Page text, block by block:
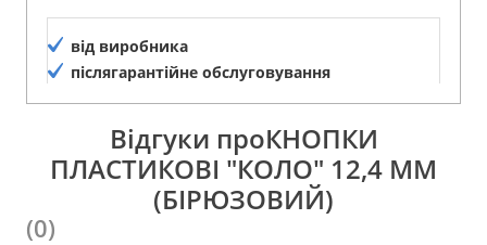
від виробника
післягарантійне обслуговування
Відгуки проКНОПКИ
ПЛАСТИКОВІ "КОЛО" 12,4 ММ
(БІРЮЗОВИЙ)
(0)